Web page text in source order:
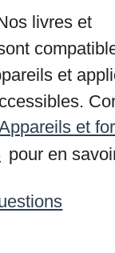
livres et
et
et
pour en